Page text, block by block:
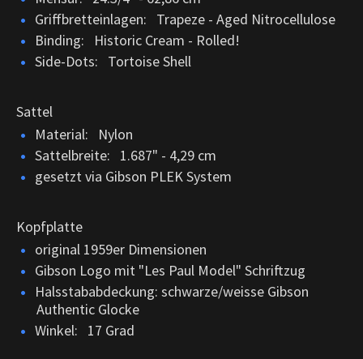
Griffbretteinlagen: Trapeze - Aged Nitrocellulose
Binding: Historic Cream - Rolled!
Side-Dots: Tortoise Shell
Sattel
Material: Nylon
Sattelbreite: 1.687" - 4,29 cm
gesetzt via Gibson PLEK System
Kopfplatte
original 1959er Dimensionen
Gibson Logo mit "Les Paul Model" Schriftzug
Halsstababdeckung: schwarze/weisse Gibson
Authentic Glocke
Winkel: 17 Grad